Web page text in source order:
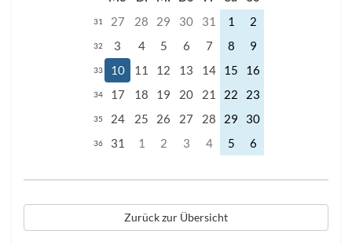
31 27 28 29 30 31 1 2
32 3 4 5 6 7 8 9
33 10 11 12 13 14 15 16
34 17 18 19 20 21 22 23
35 24 25 26 27 28 29 30
36 31 1 2 3 4 5 6
Zurück zur Übersicht